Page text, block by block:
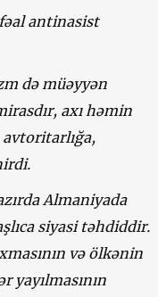
antinasist
də müəyyən
axı həmin
Almaniyada
siyasi təhdiddir.
və ölkənin
yayılmasının